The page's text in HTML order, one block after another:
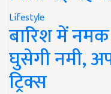
Lifestyle
बारिश में
घुसेगी नमी,
ट्रिक्स